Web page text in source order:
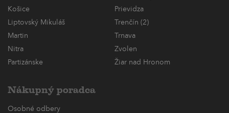
Košice
Prievidza
Liptovský Mikuláš
Trenčín (2)
Martin
Trnava
Nitra
Zvolen
Partizánske
Žiar nad Hronom
Nákupný poradca
Osobné odbery